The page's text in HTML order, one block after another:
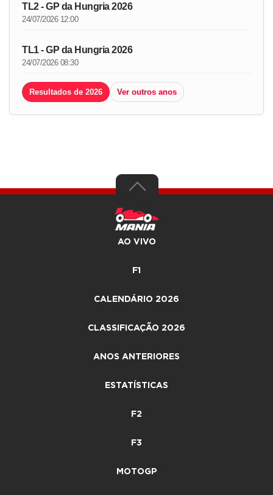
TL2 - GP da Hungria 2026
24/07/2026 12:00
TL1 - GP da Hungria 2026
24/07/2026 08:30
Resultados de 2026 Ver outros anos
AO VIVO
F1
CALENDÁRIO 2026
CLASSIFICAÇÃO 2026
ANOS ANTERIORES
ESTATÍSTICAS
F2
F3
MOTOGP